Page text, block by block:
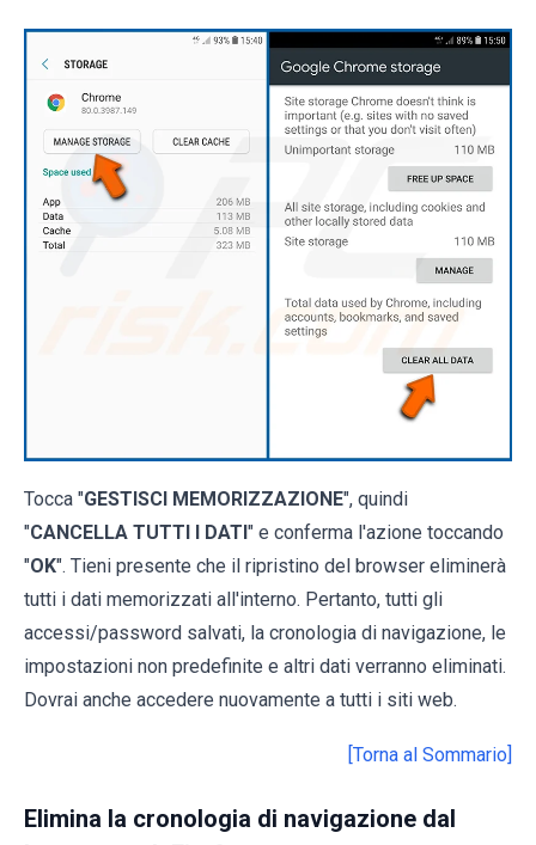
Tocca "GESTISCI MEMORIZZAZIONE", quindi
"CANCELLA TUTTI I DATI" e conferma l'azione toccando
"OK". Tieni presente che il ripristino del browser eliminerà
tutti i dati memorizzati all'interno. Pertanto, tutti gli
accessi/password salvati, la cronologia di navigazione, le
impostazioni non predefinite e altri dati verranno eliminati.
Dovrai anche accedere nuovamente a tutti i siti web.
[Torna al Sommario]
Elimina la cronologia di navigazione dal